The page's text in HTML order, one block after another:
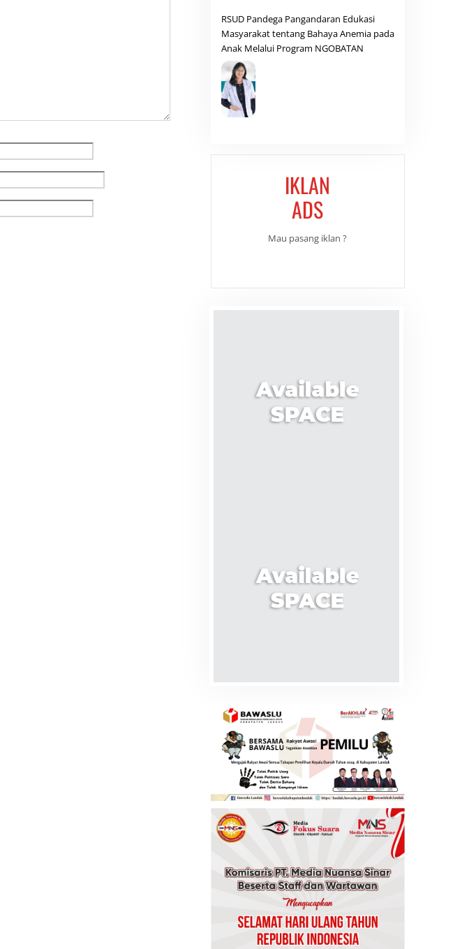
RSUD Pandega Pangandaran Edukasi
Masyarakat tentang Bahaya Anemia pada
Anak Melalui Program NGOBATAN
IKLAN
ADS
Mau pasang iklan ?